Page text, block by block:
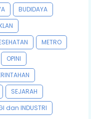
BUDIDAYA
METRO
OPINI
SEJARAH
dan INDUSTRI